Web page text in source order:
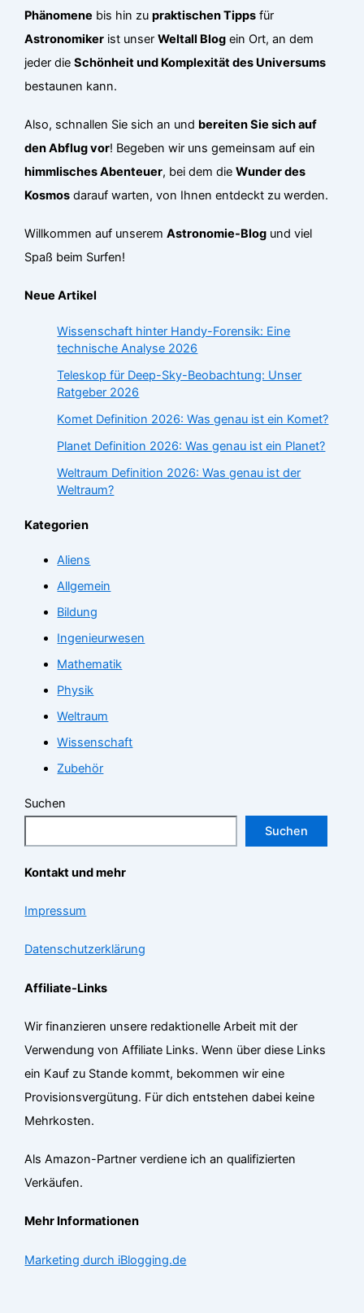
Phänomene bis hin zupraktischen Tipps für
Astronomiker ist unserWeltall Blog ein Ort, an dem
jeder dieSchönheit und Komplexität des Universums
bestaunen kann.
Also, schnallen Sie sich an und bereiten Sie sich auf
den Abflug vor! Begeben wir uns gemeinsam auf ein
himmlisches Abenteuer, bei dem dieWunder des
Kosmos darauf warten, von Ihnen entdeckt zu werden.
Willkommen auf unseremAstronomie-Blog und viel
Spaß beim Surfen!
Neue Artikel
Wissenschaft hinter Handy-Forensik: Eine
technische Analyse 2026
Teleskop für Deep-Sky-Beobachtung: Unser
Ratgeber 2026
Komet Definition 2026: Was genau ist ein Komet?
Planet Definition 2026: Was genau ist ein Planet?
Weltraum Definition 2026: Was genau ist der
Weltraum?
Kategorien
Aliens
Allgemein
Bildung
Ingenieurwesen
Mathematik
Physik
Weltraum
Wissenschaft
Zubehör
Suchen
Suchen
Kontakt und mehr
Impressum
Datenschutzerklärung
Affiliate-Links
Wir finanzieren unsere redaktionelle Arbeit mit der
Verwendung von Affiliate Links. Wenn über diese Links
ein Kauf zu Stande kommt, bekommen wir eine
Provisionsvergütung. Für dich entstehen dabei keine
Mehrkosten.
Als Amazon-Partner verdiene ich an qualifizierten
Verkäufen.
Mehr Informationen
Marketing durch iBlogging.de